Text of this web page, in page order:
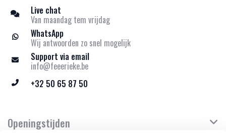
Live chat
Van maandag tem vrijdag
WhatsApp
Wij antwoorden zo snel mogelijk
Support via email
info@feeerieke.be
+32 50 65 87 50
Openingstijden